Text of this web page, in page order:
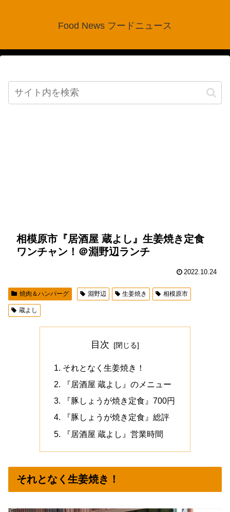
Food News フードニュース
相模原市『居酒屋 蔵よし』生姜焼き定食
ワンチャン！＠淵野辺ランチ
2022.10.24
焼肉＆ハンバーグ 淵野辺 生姜焼き 相模原市
蔵よし
目次
それとなく生姜焼き！
『居酒屋 蔵よし』のメニュー
『豚しょうが焼き定食』700円
『豚しょうが焼き定食』総評
『居酒屋 蔵よし』営業時間
それとなく生姜焼き！